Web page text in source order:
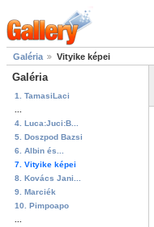
Galéria Vityike képei
Galéria
1. TamasiLaci
4. Luca:Juci:B...
5. Doszpod Bazsi
6. Albin és...
7. Vityike képei
8. Kovács Jani...
9. Marciék
10. Pimpoapo